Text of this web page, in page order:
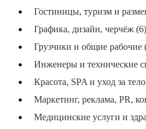
Гостиницы, туризм и
Графика, дизайн, черчёж (6)
Грузчики и общие рабочие
Инженеры и технические
Красота, SPA и уход за
Маркетинг, реклама, PR,
Медицинские услуги и